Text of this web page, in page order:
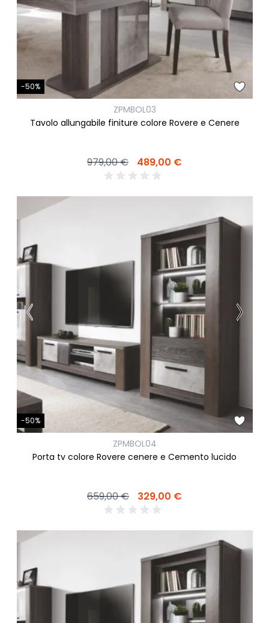
-50%
ZPMBOL03
Tavolo allungabile finiture colore Rovere e Cenere
979,00 € 489,00 €
-50%
ZPMBOL04
Porta tv colore Rovere cenere e Cemento lucido
659,00 € 329,00 €